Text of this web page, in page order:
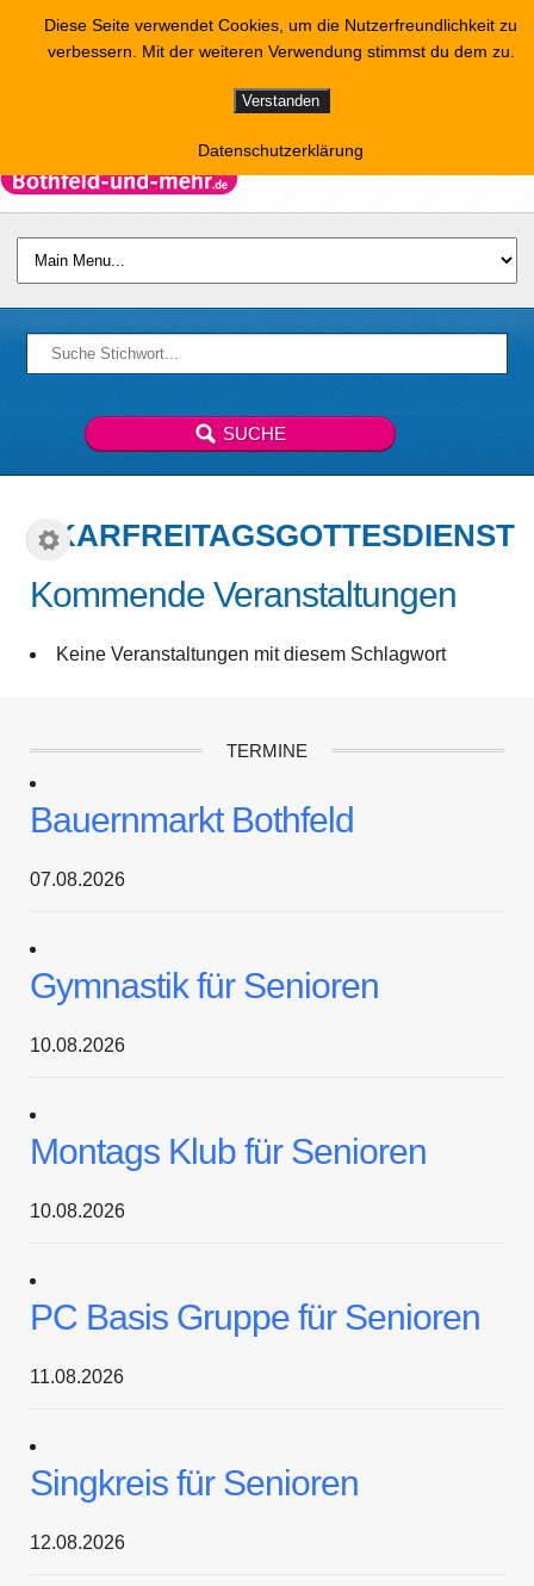
KARFREITAGSGOTTESDIENST
Kommende Veranstaltungen
Keine Veranstaltungen mit diesem Schlagwort
TERMINE
Bauernmarkt Bothfeld
07.08.2026
Gymnastik für Senioren
10.08.2026
Montags Klub für Senioren
10.08.2026
PC Basis Gruppe für Senioren
11.08.2026
Singkreis für Senioren
12.08.2026
Diese Seite verwendet Cookies, um die Nutzerfreundlichkeit zu
verbessern. Mit der weiteren Verwendung stimmst du dem zu.
Verstanden
Datenschutzerklärung